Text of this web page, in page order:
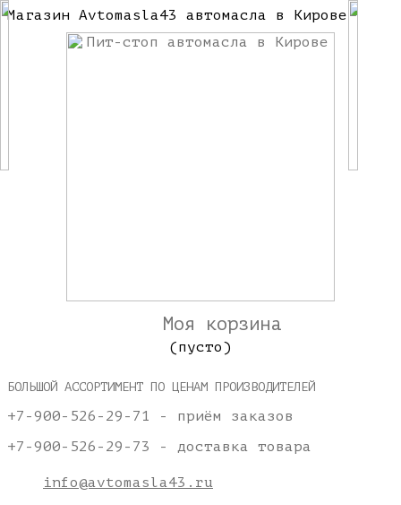
Магазин Avtomasla43 автомасла в Кирове
Моя корзина
(пусто)
БОЛЬШОЙ АССОРТИМЕНТ ПО ЦЕНАМ ПРОИЗВОДИТЕЛЕЙ
+7-900-526-29-71 - приём заказов
+7-900-526-29-73 - доставка товара
info@avtomasla43.ru